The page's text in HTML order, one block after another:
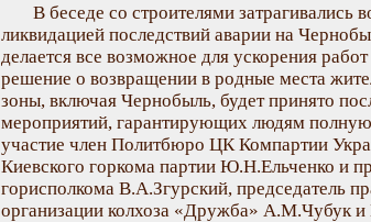
В беседе со строителями затрагивались
ликвидацией последствий аварии на
делается все возможное для ускорения
решение о возвращении в родные места
зоны, включая Чернобыль, будет принято
мероприятий, гарантирующих людям полную
участие член Политбюро ЦК Компартии
Киевского горкома партии Ю.Н.Ельченко и
горисполкома В.А.Згурский, председатель
организации колхоза «Дружба» А.М.Чубук